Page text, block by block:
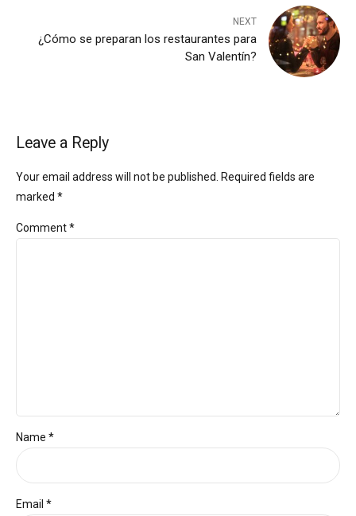
NEXT
¿Cómo se preparan los restaurantes para
San Valentín?
Leave a Reply
Your email address will not be published. Required fields are
marked *
Comment*
Name *
Email *